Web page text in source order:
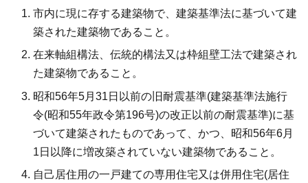
市内に現に存する建築物で、建築基準法に基づいて建
築された建築物であること。
在来軸組構法、伝統的構法又は枠組壁工法で建築され
た建築物であること。
昭和56年5月31日以前の旧耐震基準(建築基準法施行
令(昭和55年政令第196号)の改正以前の耐震基準)に基
づいて建築されたものであって、かつ、昭和56年6月
1日以降に増改築されていない建築物であること。
自己居住用の一戸建ての専用住宅又は併用住宅(居住